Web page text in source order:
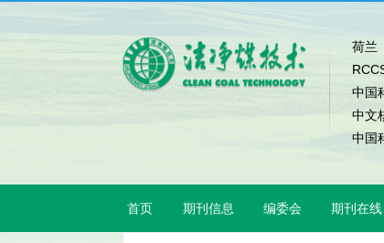
荷兰
中国
中文
中国
首页 期刊信息 编委会 期刊在线